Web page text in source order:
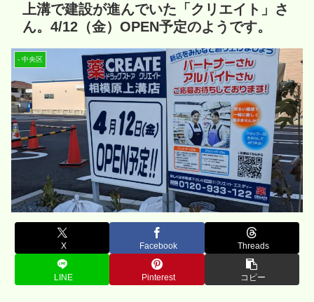
上溝で建設が進んでいた「クリエイト」さ
ん。4/12（金）OPEN予定のようです。
- 中央区
X Facebook Threads
LINE Pinterest コピー